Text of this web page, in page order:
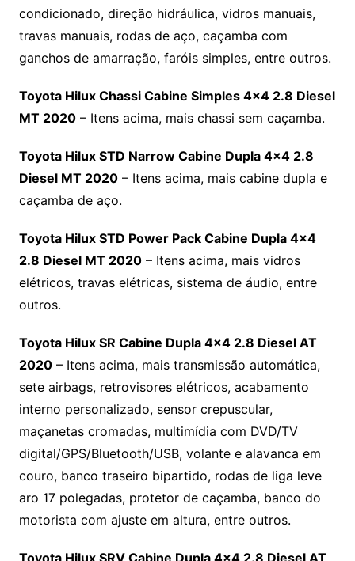
condicionado, direção hidráulica, vidros manuais,
travas manuais, rodas de aço, caçamba com
ganchos de amarração, faróis simples, entre outros.
Toyota Hilux Chassi Cabine Simples 4×4 2.8 Diesel
MT 2020– Itens acima, mais chassi sem caçamba.
Toyota Hilux STD Narrow Cabine Dupla 4×4 2.8
Diesel MT 2020– Itens acima, mais cabine dupla e
caçamba de aço.
Toyota Hilux STD Power Pack Cabine Dupla 4×4
2.8 Diesel MT 2020– Itens acima, mais vidros
elétricos, travas elétricas, sistema de áudio, entre
outros.
Toyota Hilux SR Cabine Dupla 4×4 2.8 Diesel AT
2020– Itens acima, mais transmissão automática,
sete airbags, retrovisores elétricos, acabamento
interno personalizado, sensor crepuscular,
maçanetas cromadas, multimídia com DVD/TV
digital/GPS/Bluetooth/USB, volante e alavanca em
couro, banco traseiro bipartido, rodas de liga leve
aro 17 polegadas, protetor de caçamba, banco do
motorista com ajuste em altura, entre outros.